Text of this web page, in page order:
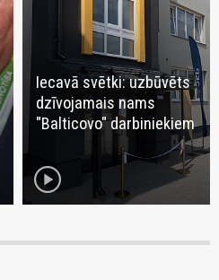
Iecavā svētki: uzbūvēts
dzīvojamais nams
"Balticovo" darbiniekiem
play_circle